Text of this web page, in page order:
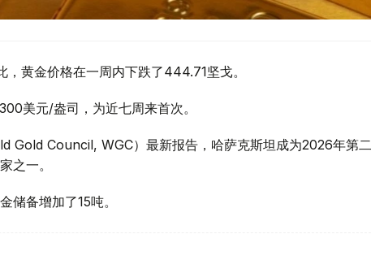
黄金价格在一周内下跌了444.71坚戈。
美元/盎司，为近七周来首次。
Gold Council, WGC）最新报告，哈萨克斯坦成为2026年第二
之一。
储备增加了15吨。